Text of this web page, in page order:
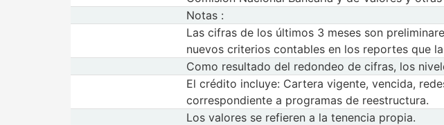
Notas :
Las cifras de los últimos 3 meses son
nuevos criterios contables en los reportes que
Como resultado del redondeo de cifras, los
El crédito incluye: Cartera vigente, vencida,
correspondiente a programas de reestructura.
Los valores se refieren a la tenencia propia.